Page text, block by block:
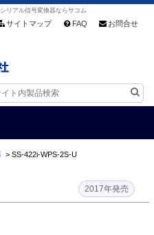
リアル信号変換器ならサコム
サイトマップ FAQ お問合せ
情報
> SS-422i-WPS-2S-U
2017年発売